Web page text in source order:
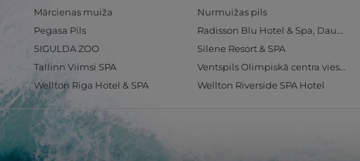
Mārcienas muiža Nurmuižas pils
Pegasa Pils Radisson Blu Hotel & Spa, Daugava Riga
SIGULDA ZOO Silene Resort & SPA
Tallinn Viimsi SPA Ventspils Olimpiskā centra viesnīca
Wellton Riga Hotel & SPA Wellton Riverside SPA Hotel